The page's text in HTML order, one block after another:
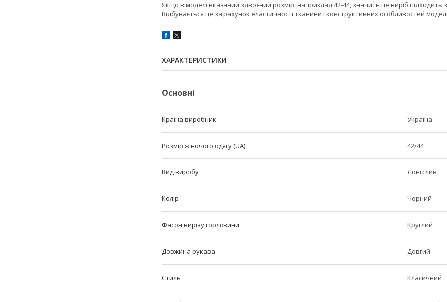
Якщо в моделі вказаний здвоєний розмір, наприклад 42-44, значить це виріб підходить
Відбувається це за рахунок еластичності тканини і конструктивних особливостей
ХАРАКТЕРИСТИКИ
Основні
Країна виробник Україна
Розмір жіночого одягу (UA) 42/44
Вид виробу Лонгслив
Колір Чорний
Фасон вирізу горловини Круглий
Довжина рукава Довгий
Стиль Класичний